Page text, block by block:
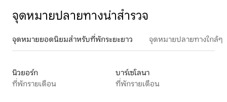
จุดหมายปลายทางน่าสำรวจ
จุดหมายยอดนิยมสำหรับที่พักระยะยาว จุดหมายปลายทางใกล้ๆ
นิวยอร์ก
ที่พักรายเดือน
บาร์เซโลนา
ที่พักรายเดือน